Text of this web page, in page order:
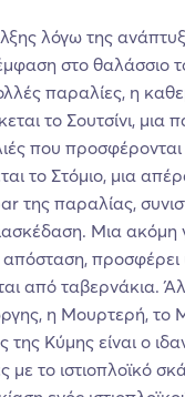
λόγω της
στο
παραλίες, η
το Σουτσίνι, μια
που
το Στόμιο, μια
της παραλίας,
Μια ακόμη
απόσταση,
από ταβερνάκια.
η Μουρτερή, το
Κύμης είναι ο
με το ιστιοπλοϊκό